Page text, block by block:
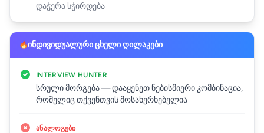
დაჭერა სჭირდება
ინდივიდუალური ცხელი ღილაკები
INTERVIEW HUNTER
სრული მორგება — დააყენეთ ნებისმიერი კომბინაცია,
რომელიც თქვენთვის მოსახერხებელია
ᲐᲜᲐᲚᲝᲒᲔᲑᲘ